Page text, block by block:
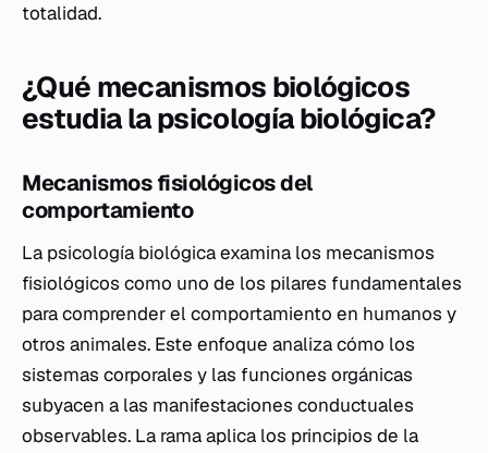
totalidad.
¿Qué mecanismos biológicos
estudia la psicología biológica?
Mecanismos fisiológicos del
comportamiento
La psicología biológica examina los mecanismos
fisiológicos como uno de los pilares fundamentales
para comprender el comportamiento en humanos y
otros animales. Este enfoque analiza cómo los
sistemas corporales y las funciones orgánicas
subyacen a las manifestaciones conductuales
observables. La rama aplica los principios de la